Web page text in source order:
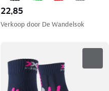
22,85
Verkoop door De Wandelsok